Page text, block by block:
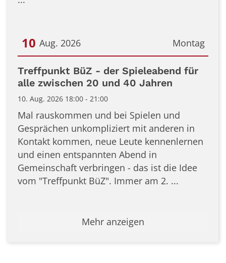
Montag
10 Aug. 2026
Datum: 10. August 2026
Treffpunkt BüZ - der Spieleabend für
alle zwischen 20 und 40 Jahren
10. Aug. 2026 18:00 - 21:00
Mal rauskommen und bei Spielen und
Gesprächen unkompliziert mit anderen in
Kontakt kommen, neue Leute kennenlernen
und einen entspannten Abend in
Gemeinschaft verbringen - das ist die Idee
vom "Treffpunkt BüZ". Immer am 2. ...
Mehr anzeigen